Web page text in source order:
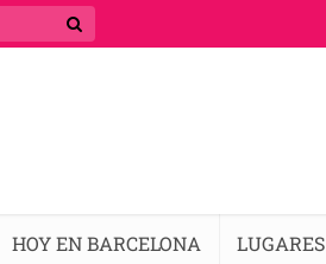
HOY EN BARCELONA LUGARES